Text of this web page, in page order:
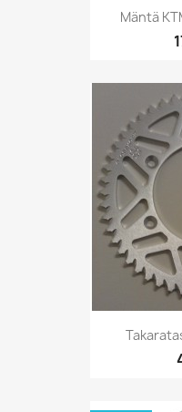
Mäntä